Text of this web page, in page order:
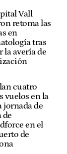
Vall
retoma las
en
tras
la avería de
cuatro
vuelos en la
jornada de
de
en el
de